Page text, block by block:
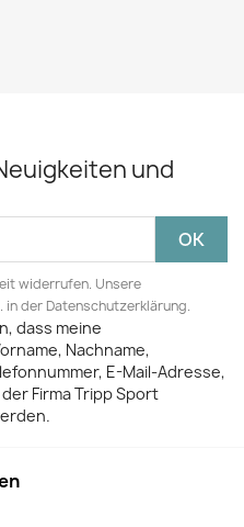
und
widerrufen. Unsere
in der Datenschutzerklärung.
dass meine
Nachname,
E-Mail-Adresse,
Firma Tripp Sport